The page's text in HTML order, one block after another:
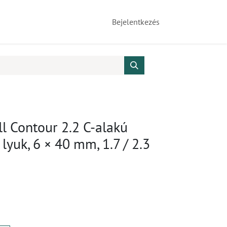
Bejelentkezés
Contour 2.2 C-alakú
6 × 40 mm, 1.7 / 2.3